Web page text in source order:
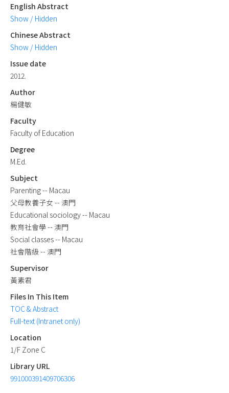
English Abstract
Show / Hidden
Chinese Abstract
Show / Hidden
Issue date
2012.
Author
楊健敏
Faculty
Faculty of Education
Degree
M.Ed.
Subject
Parenting -- Macau
父母教養子女 -- 澳門
Educational sociology -- Macau
教育社會學 -- 澳門
Social classes -- Macau
社會階級 -- 澳門
Supervisor
黃素君
Files In This Item
TOC & Abstract
Full-text (Intranet only)
Location
1/F Zone C
Library URL
991000391409706306